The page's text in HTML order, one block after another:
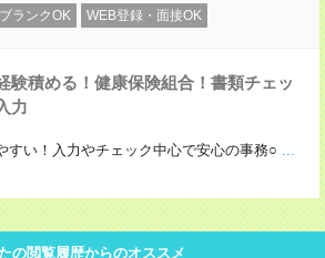
ブランクOK WEB登録・面接OK
験積める！健康保険組合！書類チェッ
力
すい！入力やチェック中心で安心の事務○ ...
の閲覧履歴からのオススメ